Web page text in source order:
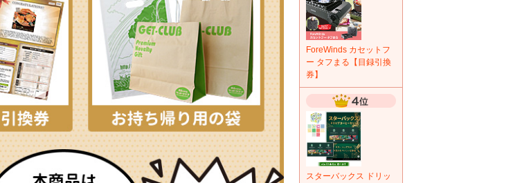
ForeWinds カセットフ
ー タフまる【目録引換
券】
スターバックス ドリッ